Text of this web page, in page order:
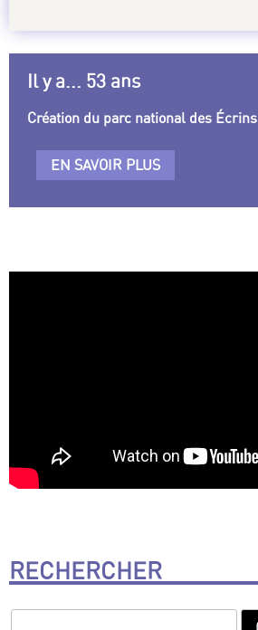
Il y a... 53 ans
Création du parc national des Écrins
EN SAVOIR PLUS
RECHERCHER